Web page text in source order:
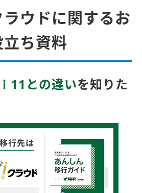
ウドに関するお
立ち資料
11との違いを知りた